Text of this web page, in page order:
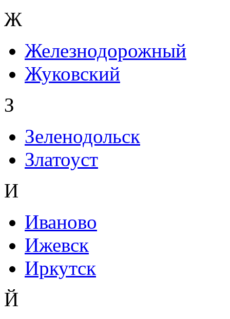
Ж
Железнодорожный
Жуковский
З
Зеленодольск
Златоуст
И
Иваново
Ижевск
Иркутск
Й